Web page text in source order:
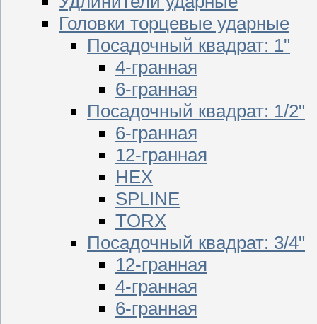
Головки торцевые ударные
Посадочный квадрат: 1"
4-гранная
6-гранная
Посадочный квадрат: 1/2"
6-гранная
12-гранная
HEX
SPLINE
TORX
Посадочный квадрат: 3/4"
12-гранная
4-гранная
6-гранная